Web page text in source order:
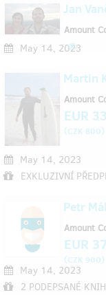
Jan
May 14, 2023
Amount
Martin
May 14, 2023
EXKLUZIVNÍ
Amount
EUR
(CZK 800)
Petr
May 14, 2023
2 PODEPSANÉ
Amount
EUR
(CZK 900)